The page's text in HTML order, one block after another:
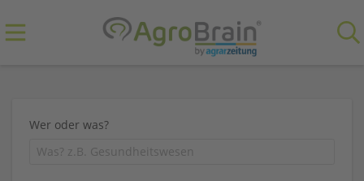
Wer oder was?